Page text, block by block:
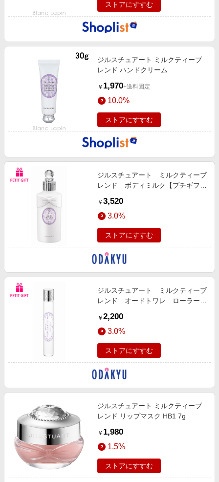
ストアにすすむ
ジルスチュアート ミルクティーブ
レンド ハンドクリーム
￥ 1,970+送料固定
10.0%
ストアにすすむ
ジルスチュアート ミルクティーブ
レンド ボディミルク【プチギフ
￥ 3,520
3.0%
ストアにすすむ
ジルスチュアート ミルクティーブ
レンド オードトワレ ローラーボ
￥ 2,200
3.0%
ストアにすすむ
ジルスチュアート ミルクティーブ
レンド リップマスク HB1 7g
￥ 1,980
1.5%
ストアにすすむ